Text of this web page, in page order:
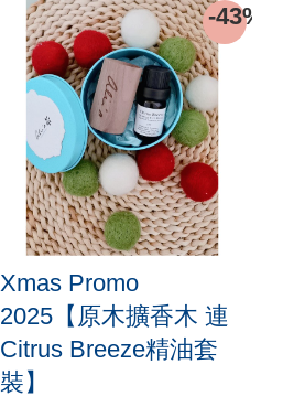
-43%
Xmas Promo
2025【原木擴香木 連
Citrus Breeze精油套
裝】